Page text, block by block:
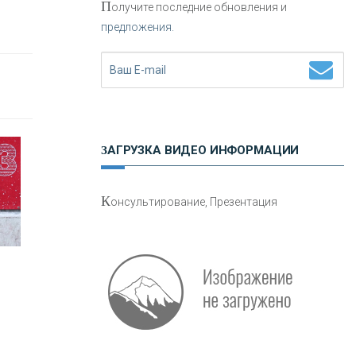
Нетворкинг для предпринимателей
авто
Получите последние обновления и
предложения.
ЗАГРУЗКА ВИДЕО ИНФОРМАЦИИ
Консультирование, Презентация